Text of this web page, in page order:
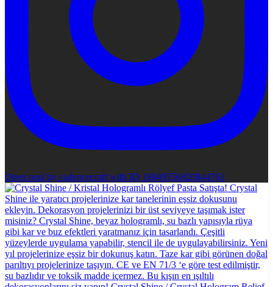
Open post by cadencecraft with ID 18049356820844761